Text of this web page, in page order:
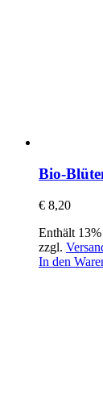
Bio-
€ 8,20
Enthält
zzgl.
In den